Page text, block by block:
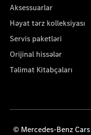
Aksessuarlar
Həyat tərz kolleksiyası
Servis paketləri
Orijinal hissələr
Təlimat Kitabçaları
© Mercedes-Benz